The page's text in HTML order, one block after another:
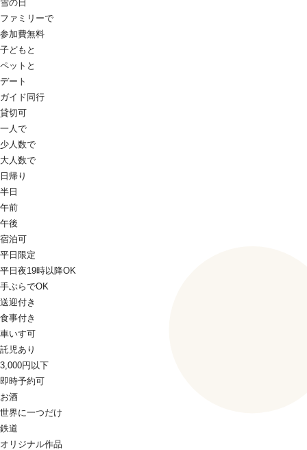
雪の日
ファミリーで
参加費無料
子どもと
ペットと
デート
ガイド同行
貸切可
一人で
少人数で
大人数で
日帰り
半日
午前
午後
宿泊可
平日限定
平日夜19時以降OK
手ぶらでOK
送迎付き
食事付き
車いす可
託児あり
3,000円以下
即時予約可
お酒
世界に一つだけ
鉄道
オリジナル作品